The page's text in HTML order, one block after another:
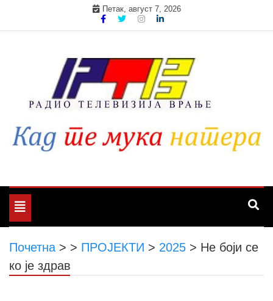
Петак, август 7, 2026
Toggle
navigation
Почетна > > ПРОЈЕКТИ > 2025 > Не боји се
ко је здрав